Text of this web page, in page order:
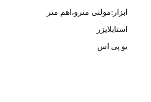
ابزار:مولتی مترو،اهم متر
استابلایزر
یو پی اس